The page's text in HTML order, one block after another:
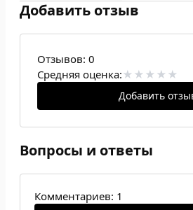
Добавить отзыв
Отзывов: 0
Средняя оценка:
Добавить
Вопросы и ответы
Комментариев: 1